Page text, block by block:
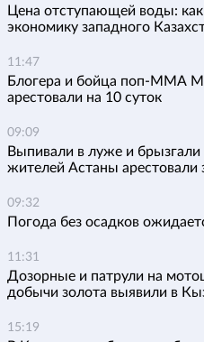
Цена отступающей воды:
экономику западного
11:47
Блогера и бойца поп-ММА
арестовали на 10 суток
09:09
Выпивали в луже и
жителей Астаны арестовали
09:32
Погода без осадков
11:31
Дозорные и патрули на
добычи золота выявили в
15:19